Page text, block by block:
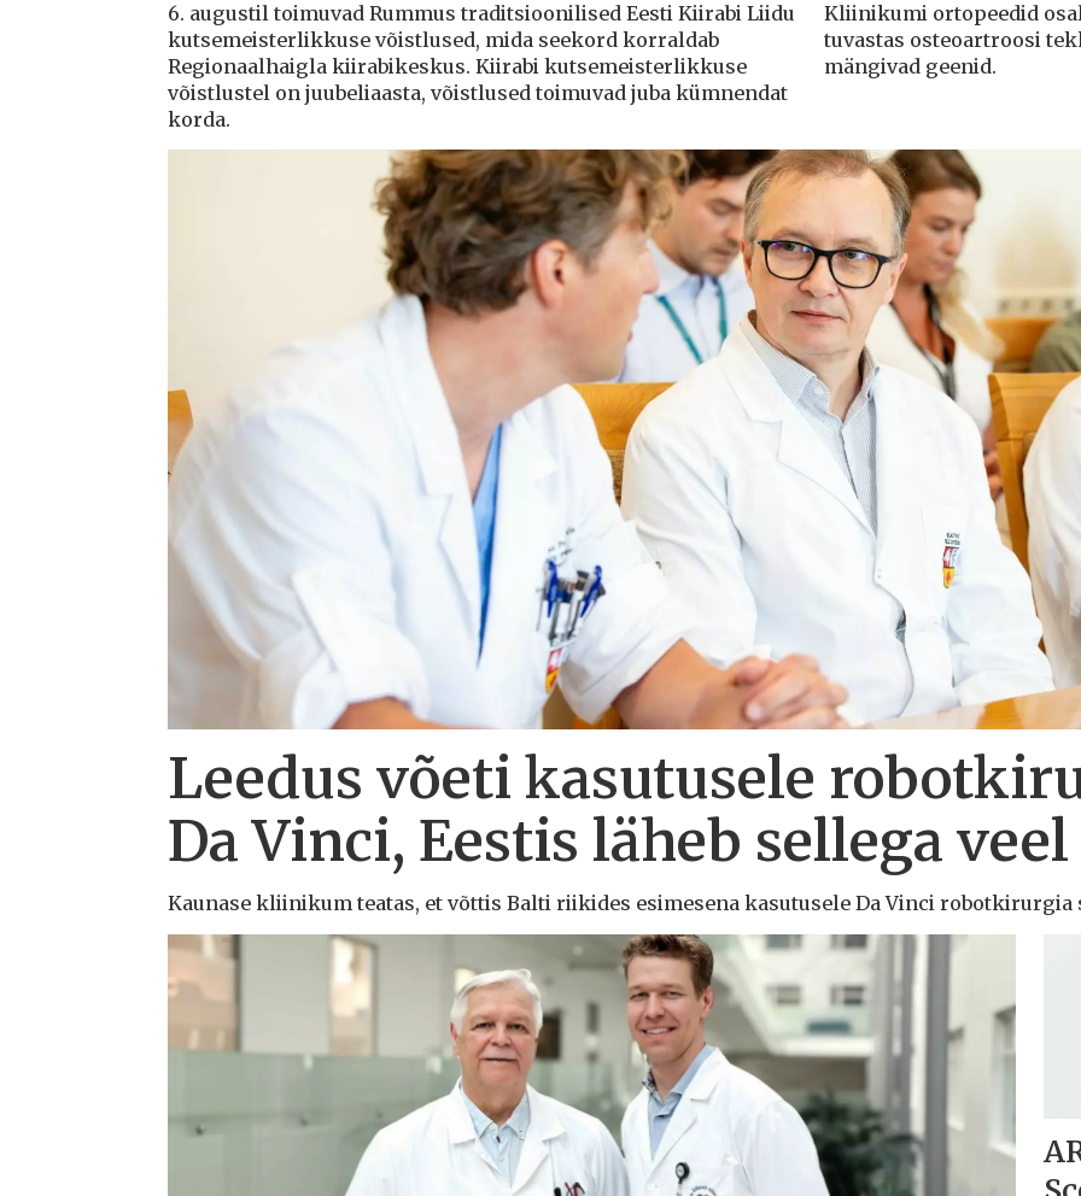
6. augustil toimuvad Rummus traditsioonilised Eesti Kiirabi Liidu
kutsemeisterlikkuse võistlused, mida seekord korraldab
Regionaalhaigla kiirabikeskus. Kiirabi kutsemeisterlikkuse
võistlustel on juubeliaasta, võistlused toimuvad juba kümnendat
korda.
Kliinikumi ortopeedid
tuvastas osteoartroosi
mängivad geenid.
Leedus võeti kasutusele
Da Vinci, Eestis läheb sellega veel
Kaunase kliinikum teatas, et võttis Balti riikides esimesena kasutusele Da Vinci robotkirurgia